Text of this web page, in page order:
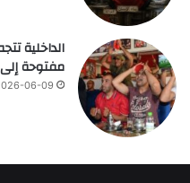
الداخلية
مفتوحة
06-09